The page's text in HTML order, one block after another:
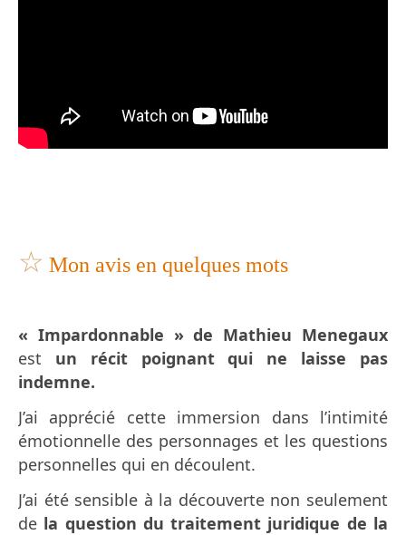
☆ Mon avis en quelques mots
« Impardonnable » de Mathieu Menegaux
est un récit poignantqui ne laisse pas
indemne.
J’ai apprécié cette immersion dans l’intimité
émotionnelle des personnages et les questions
personnelles qui en découlent.
J’ai été sensible à la découverte non seulement
de la question du traitement juridique de la